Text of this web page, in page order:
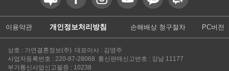
이용약관 개인정보처리방침 손해배상 청구절차 PC버전
상호 : 가연결혼정보(주) 대표이사 : 김영주
사업자등록번호 : 220-87-28068 통신판매신고번호 : 강남 11177
부가통신사업신고필증 : 10238